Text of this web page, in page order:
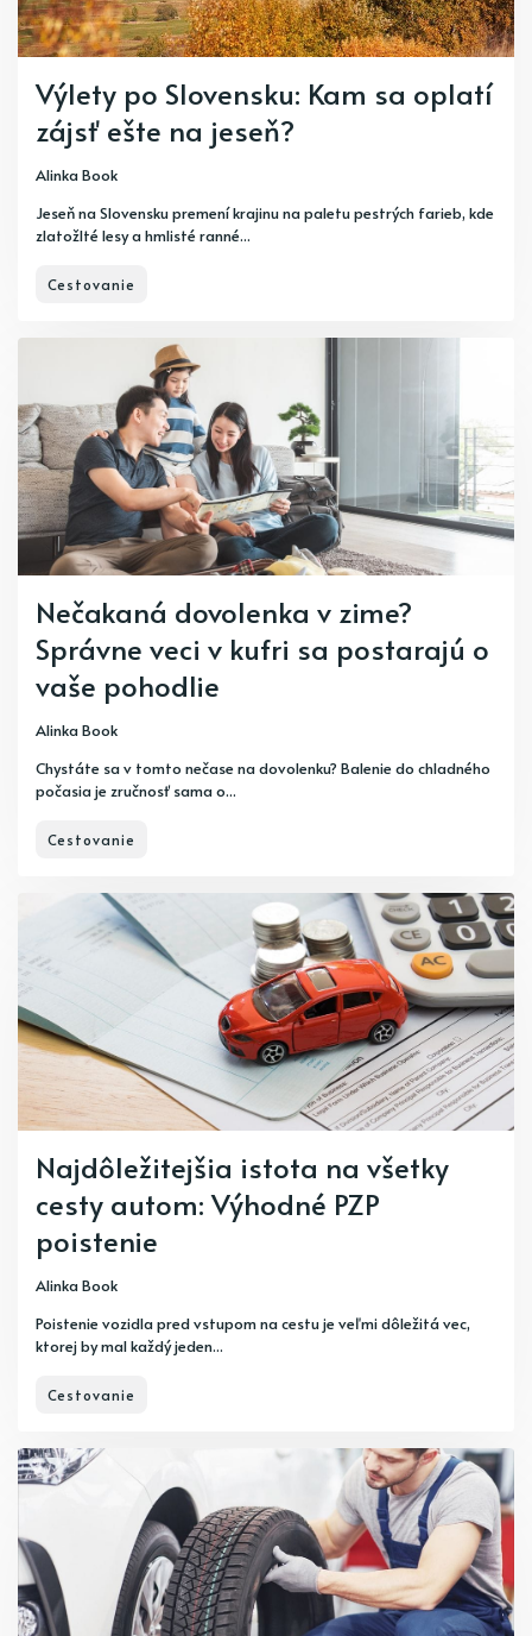
Výlety po Slovensku: Kam sa oplatí
zájsť ešte na jeseň?
Alinka Book
Jeseň na Slovensku premení krajinu na paletu pestrých farieb, kde
zlatožlté lesy a hmlisté ranné...
Cestovanie
Nečakaná dovolenka v zime?
Správne veci v kufri sa postarajú o
vaše pohodlie
Alinka Book
Chystáte sa v tomto nečase na dovolenku? Balenie do chladného
počasia je zručnosť sama o...
Cestovanie
Najdôležitejšia istota na všetky
cesty autom: Výhodné PZP
poistenie
Alinka Book
Poistenie vozidla pred vstupom na cestu je veľmi dôležitá vec,
ktorej by mal každý jeden...
Cestovanie